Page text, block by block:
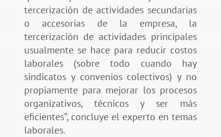
tercerización de actividades secundarias
o accesorias de la empresa, la
tercerización de actividades principales
usualmente se hace para reducir costos
laborales (sobre todo cuando hay
sindicatos y convenios colectivos) y no
propiamente para mejorar los procesos
organizativos, técnicos y ser más
eficientes”, concluye el experto en temas
laborales.